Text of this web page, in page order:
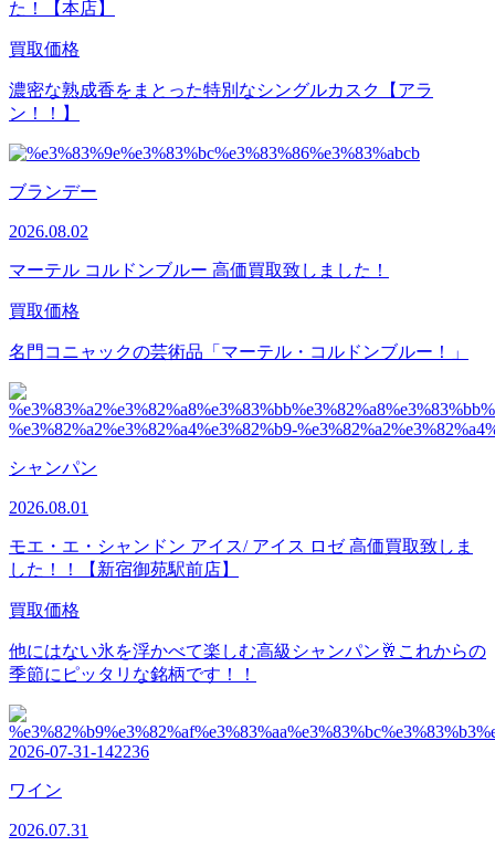
た！【本店】
買取価格
濃密な熟成香をまとった特別なシングルカスク【アラ
ン！！】
ブランデー
2026.08.02
マーテル コルドンブルー 高価買取致しました！
買取価格
名門コニャックの芸術品「マーテル・コルドンブルー！」
シャンパン
2026.08.01
モエ・エ・シャンドン アイス/ アイス ロゼ 高価買取致しま
した！！【新宿御苑駅前店】
買取価格
他にはない氷を浮かべて楽しむ高級シャンパン🥂これからの
季節にピッタリな銘柄です！！
ワイン
2026.07.31